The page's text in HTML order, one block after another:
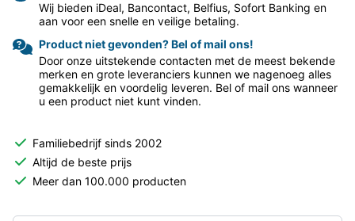
Wij bieden iDeal, Bancontact, Belfius, Sofort Banking en
aan voor een snelle en veilige betaling.
Product niet gevonden? Bel of mail ons!
Door onze uitstekende contacten met de meest bekende
merken en grote leveranciers kunnen we nagenoeg alles
gemakkelijk en voordelig leveren. Bel of mail ons wanneer
u een product niet kunt vinden.
Familiebedrijf sinds 2002
Altijd de beste prijs
Meer dan 100.000 producten